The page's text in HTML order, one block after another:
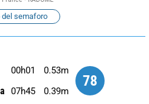
del semaforo
78
00h01 0.53m
07h45 0.39m